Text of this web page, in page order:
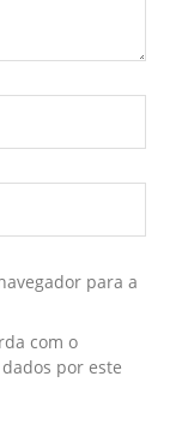
para a
com o
por este